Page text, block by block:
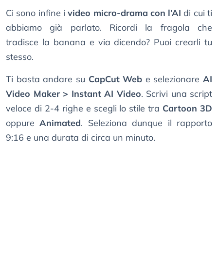
Ci sono infine ivideo micro-drama con l’AI di cui ti
abbiamo già parlato. Ricordi la fragola che
tradisce la banana e via dicendo? Puoi crearli tu
stesso.
Ti basta andare su CapCut Web e selezionare AI
Video Maker > Instant AI Video. Scrivi una script
veloce di 2-4 righe e scegli lo stile tra Cartoon 3D
oppureAnimated. Seleziona dunque il rapporto
9:16 e una durata di circa un minuto.